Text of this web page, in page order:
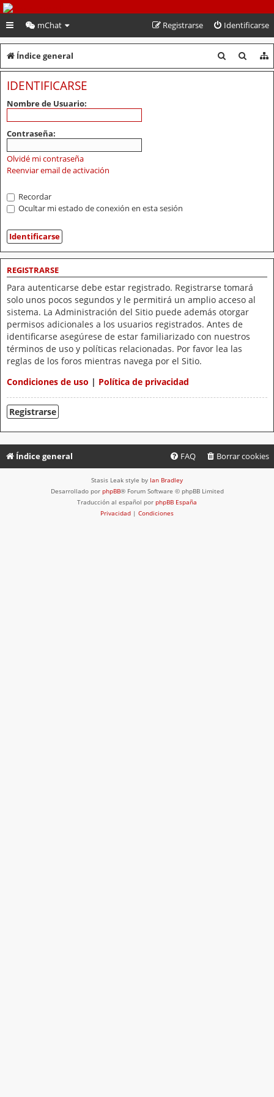
PeruVoley.com
mChat Identificarse
Registrarse
Índice general
u
u
IDENTIFICARSE
Nombre de Usuario:
Contraseña:
Olvidé mi contraseña
Reenviar email de activación
Recordar
Ocultar mi estado de conexión en esta sesión
REGISTRARSE
Para autenticarse debe estar registrado. Registrarse tomará
solo unos pocos segundos y le permitirá un amplio acceso al
sistema. La Administración del Sitio puede además otorgar
permisos adicionales a los usuarios registrados. Antes de
identificarse asegúrese de estar familiarizado con nuestros
términos de uso y políticas relacionadas. Por favor lea las
reglas de los foros mientras navega por el Sitio.
Condiciones de uso | Política de privacidad
Registrarse
Índice general Borrar cookies
FAQ
Stasis Leak style by Ian Bradley
Desarrollado por phpBB® Forum Software © phpBB Limited
Traducción al español por phpBB España
Privacidad | Condiciones